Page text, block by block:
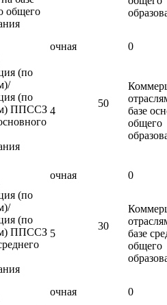
общего
(по
(по
ППССЗ
очная
50
0
4
базе
общего
(по
(по
ППССЗ
очная
30
0
5
базе
общего
очная 0